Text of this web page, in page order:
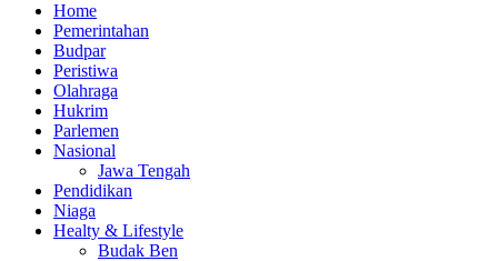
Home
Pemerintahan
Budpar
Peristiwa
Olahraga
Hukrim
Parlemen
Nasional
Jawa Tengah
Pendidikan
Niaga
Healty & Lifestyle
Budak Ben